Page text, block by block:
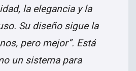
la elegancia y la
Su diseño sigue la
pero mejor”. Está
un sistema para